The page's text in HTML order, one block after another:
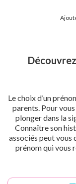
Le choix d’un
parents. Pour
plonger dans la
Connaître son
associés peut vous
prénom qui vous